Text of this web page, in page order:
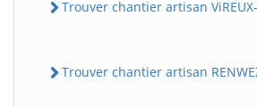
Trouver chantier artisan
Trouver chantier artisan